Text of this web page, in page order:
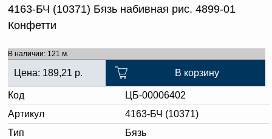
Вопросы и ответы
Новости | Статьи
4163-БЧ (10371) Бязь набивная рис. 4899-01
Конфетти
В наличии: 121 м.
Цена: 189,21 р. В корзину
Код
ЦБ-00006402
Артикул
4163-БЧ (10371)
Тип
Бязь
корзину